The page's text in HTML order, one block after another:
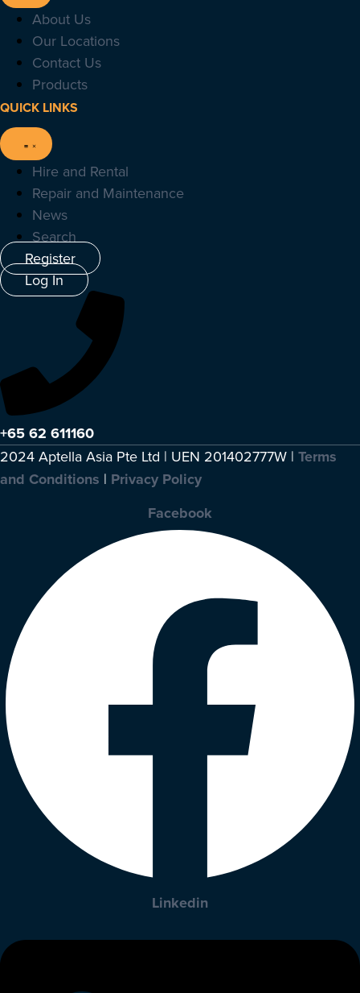
About Us
Our Locations
Contact Us
Products
QUICK LINKS
Hire and Rental
Repair and Maintenance
News
Search
Register
Log In
+65 62 611160
2024 Aptella Asia Pte Ltd | UEN 201402777W | Terms
and Conditions | Privacy Policy
Facebook
Linkedin